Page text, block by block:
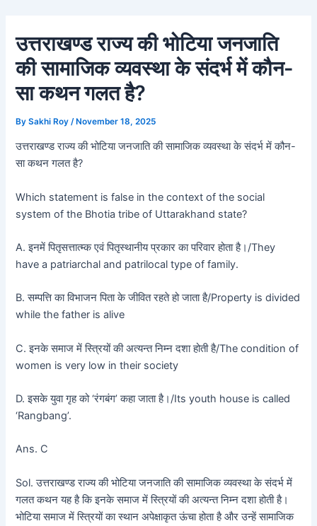
content
उत्तराखण्ड राज्य की भोटिया जनजाति
की सामाजिक व्यवस्था के संदर्भ में कौन-
सा कथन गलत है?
BySakhi Roy /November 18, 2025
उत्तराखण्ड राज्य की भोटिया जनजाति की सामाजिक व्यवस्था के संदर्भ में कौन-
सा कथन गलत है?
Which statement is false in the context of the social
system of the Bhotia tribe of Uttarakhand state?
A. इनमें पितृसत्तात्म्क एवं पितृस्थानीय प्रकार का परिवार होता है।/They
have a patriarchal and patrilocal type of family.
B. सम्पत्ति का विभाजन पिता के जीवित रहते हो जाता है/Property is divided
while the father is alive
C. इनके समाज में स्त्रियों की अत्यन्त निम्न दशा होती है/The condition of
women is very low in their society
D. इसके युवा गृह को ‘रंगबंग’ कहा जाता है।/Its youth house is called
‘Rangbang’.
Ans. C
Sol. उत्तराखण्ड राज्य की भोटिया जनजाति की सामाजिक व्यवस्था के संदर्भ में
गलत कथन यह है कि इनके समाज में स्त्रियों की अत्यन्त निम्न दशा होती है।
भोटिया समाज में स्त्रियों का स्थान अपेक्षाकृत ऊंचा होता है और उन्हें सामाजिक